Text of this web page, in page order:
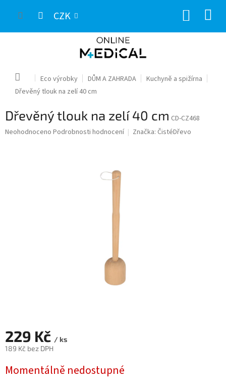
CZK
Domů Eco výrobky DŮM A ZAHRADA
Kuchyně a spižírna
Dřevěný tlouk na zelí 40 cm
Dřevěný tlouk na zelí 40 cm CD-CZ468
Průměrné
Neohodnoceno Podrobnosti hodnocení Značka: ČistéDřevo
229 Kč / ks
189 Kč bez DPH
cena:
Momentálně nedostupné